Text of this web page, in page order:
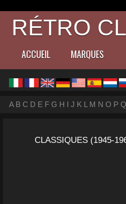
RÉTRO
ACCUEIL MARQUES
A B C D E F G H I J K L M N O P Q
CLASSIQUES (1945-